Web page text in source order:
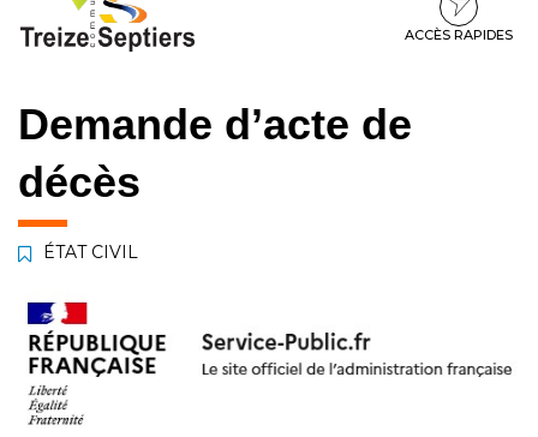
contenu
pied
ACCÈS RAPIDES
Demande d’acte de
décès
ÉTAT CIVIL